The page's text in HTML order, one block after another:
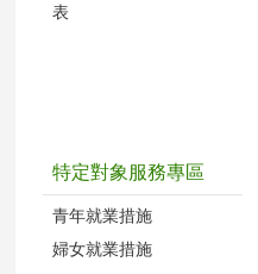
表
特定對象服務專區
青年就業措施
婦女就業措施